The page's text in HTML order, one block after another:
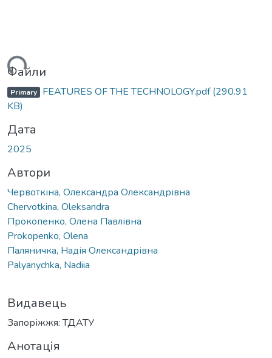
Файли
Primary FEATURES OF THE TECHNOLOGY.pdf(290.91
KB)
Дата
2025
Автори
Червоткіна, Олександра Олександрівна
Chervotkina, Oleksandra
Прокопенко, Олена Павлівна
Prokopenko, Olena
Паляничка, Надія Олександрівна
Palyanychka, Nadiia
Видавець
Запоріжжя: ТДАТУ
Анотація